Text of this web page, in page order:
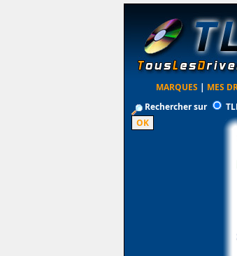
MARQUES | MES
Rechercher sur